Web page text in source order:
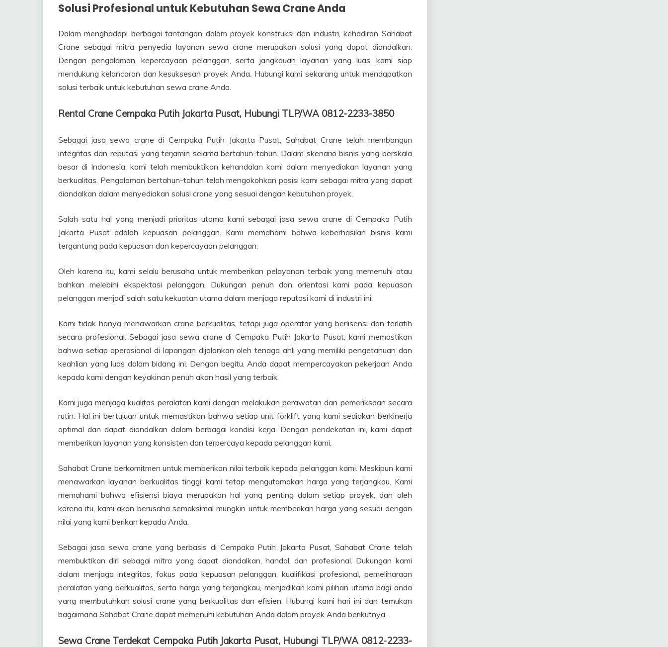
Solusi Profesional untuk Kebutuhan Sewa Crane Anda
Dalam menghadapi berbagai tantangan dalam proyek konstruksi dan industri, kehadiran Sahabat
Crane sebagai mitra penyedia layanan sewa crane merupakan solusi yang dapat diandalkan.
Dengan pengalaman, kepercayaan pelanggan, serta jangkauan layanan yang luas, kami siap
mendukung kelancaran dan kesuksesan proyek Anda. Hubungi kami sekarang untuk mendapatkan
solusi terbaik untuk kebutuhan sewa crane Anda.
Rental Crane Cempaka Putih Jakarta Pusat, Hubungi TLP/WA 0812-2233-3850
Sebagai jasa sewa crane di Cempaka Putih Jakarta Pusat, Sahabat Crane telah membangun
integritas dan reputasi yang terjamin selama bertahun-tahun. Dalam skenario bisnis yang berskala
besar di Indonesia, kami telah membuktikan kehandalan kami dalam menyediakan layanan yang
berkualitas. Pengalaman bertahun-tahun telah mengokohkan posisi kami sebagai mitra yang dapat
diandalkan dalam menyediakan solusi crane yang sesuai dengan kebutuhan proyek.
Salah satu hal yang menjadi prioritas utama kami sebagai jasa sewa crane di Cempaka Putih
Jakarta Pusat adalah kepuasan pelanggan. Kami memahami bahwa keberhasilan bisnis kami
tergantung pada kepuasan dan kepercayaan pelanggan.
Oleh karena itu, kami selalu berusaha untuk memberikan pelayanan terbaik yang memenuhi atau
bahkan melebihi ekspektasi pelanggan. Dukungan penuh dan orientasi kami pada kepuasan
pelanggan menjadi salah satu kekuatan utama dalam menjaga reputasi kami di industri ini.
Kami tidak hanya menawarkan crane berkualitas, tetapi juga operator yang berlisensi dan terlatih
secara profesional. Sebagai jasa sewa crane di Cempaka Putih Jakarta Pusat, kami memastikan
bahwa setiap operasional di lapangan dijalankan oleh tenaga ahli yang memiliki pengetahuan dan
keahlian yang luas dalam bidang ini. Dengan begitu, Anda dapat mempercayakan pekerjaan Anda
kepada kami dengan keyakinan penuh akan hasil yang terbaik.
Kami juga menjaga kualitas peralatan kami dengan melakukan perawatan dan pemeriksaan secara
rutin. Hal ini bertujuan untuk memastikan bahwa setiap unit forklift yang kami sediakan berkinerja
optimal dan dapat diandalkan dalam berbagai kondisi kerja. Dengan pendekatan ini, kami dapat
memberikan layanan yang konsisten dan terpercaya kepada pelanggan kami.
Sahabat Crane berkomitmen untuk memberikan nilai terbaik kepada pelanggan kami. Meskipun kami
menawarkan layanan berkualitas tinggi, kami tetap mengutamakan harga yang terjangkau. Kami
memahami bahwa efisiensi biaya merupakan hal yang penting dalam setiap proyek, dan oleh
karena itu, kami akan berusaha semaksimal mungkin untuk memberikan harga yang sesuai dengan
nilai yang kami berikan kepada Anda.
Sebagai jasa sewa crane yang berbasis di Cempaka Putih Jakarta Pusat, Sahabat Crane telah
membuktikan diri sebagai mitra yang dapat diandalkan, handal, dan profesional. Dukungan kami
dalam menjaga integritas, fokus pada kepuasan pelanggan, kualifikasi profesional, pemeliharaan
peralatan yang berkualitas, serta harga yang terjangkau, menjadikan kami pilihan utama bagi anda
yang membutuhkan solusi crane yang berkualitas dan efisien. Hubungi kami hari ini dan temukan
bagaimana Sahabat Crane dapat memenuhi kebutuhan Anda dalam proyek Anda berikutnya.
Sewa Crane Terdekat Cempaka Putih Jakarta Pusat, Hubungi TLP/WA 0812-2233-